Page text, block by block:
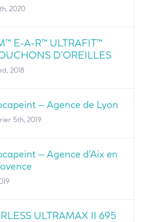
2020
E-A-R™ ULTRAFIT™
D’OREILLES
2018
– Agence de Lyon
5th, 2019
– Agence d’Aix en
ULTRAMAX II 695